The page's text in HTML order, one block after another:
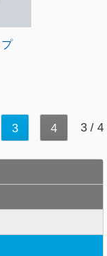
3 4 3 / 4